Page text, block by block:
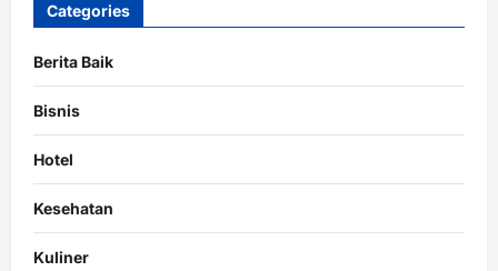
Categories
Berita Baik
Bisnis
Hotel
Kesehatan
Kuliner